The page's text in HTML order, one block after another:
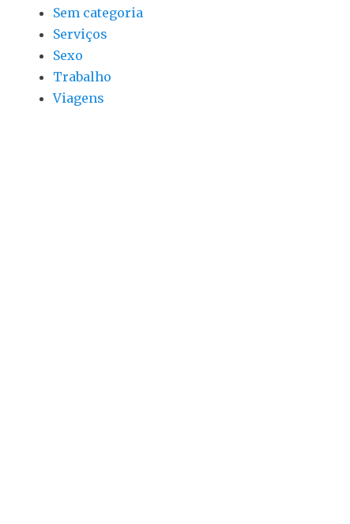
Sem categoria
Serviços
Sexo
Trabalho
Viagens